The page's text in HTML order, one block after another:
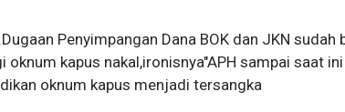
Penyimpangan Dana BOK dan JKN
oknum kapus nakal,ironisnya"APH sampai saat
oknum kapus menjadi tersangka